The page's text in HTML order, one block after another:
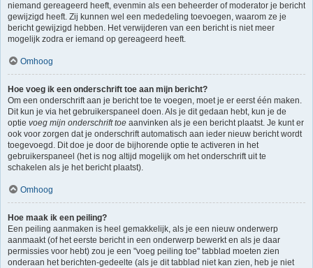
niemand gereageerd heeft, evenmin als een beheerder of moderator je bericht
gewijzigd heeft. Zij kunnen wel een mededeling toevoegen, waarom ze je
bericht gewijzigd hebben. Het verwijderen van een bericht is niet meer
mogelijk zodra er iemand op gereageerd heeft.
Omhoog
Hoe voeg ik een onderschrift toe aan mijn bericht?
Om een onderschrift aan je bericht toe te voegen, moet je er eerst één maken.
Dit kun je via het gebruikerspaneel doen. Als je dit gedaan hebt, kun je de
optie voeg mijn onderschrift toe aanvinken als je een bericht plaatst. Je kunt er
ook voor zorgen dat je onderschrift automatisch aan ieder nieuw bericht wordt
toegevoegd. Dit doe je door de bijhorende optie te activeren in het
gebruikerspaneel (het is nog altijd mogelijk om het onderschrift uit te
schakelen als je het bericht plaatst).
Omhoog
Hoe maak ik een peiling?
Een peiling aanmaken is heel gemakkelijk, als je een nieuw onderwerp
aanmaakt (of het eerste bericht in een onderwerp bewerkt en als je daar
permissies voor hebt) zou je een "voeg peiling toe" tabblad moeten zien
onderaan het berichten-gedeelte (als je dit tabblad niet kan zien, heb je niet